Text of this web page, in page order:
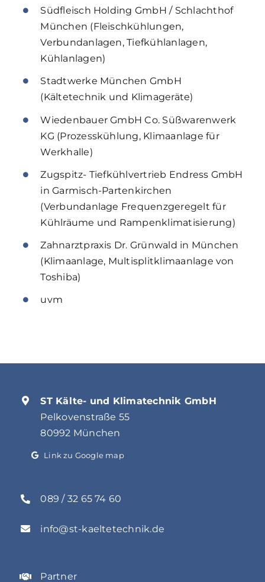
Südfleisch Holding GmbH / Schlachthof
München (Fleischkühlungen,
Verbundanlagen, Tiefkühlanlagen,
Kühlanlagen)
Stadtwerke München GmbH
(Kältetechnik und Klimageräte)
Wiedenbauer GmbH Co. Süßwarenwerk
KG (Prozesskühlung, Klimaanlage für
Werkhalle)
Zugspitz- Tiefkühlvertrieb Endress GmbH
in Garmisch-Partenkirchen
(Verbundanlage Frequenzgeregelt für
Kühlräume und Rampenklimatisierung)
Zahnarztpraxis Dr. Grünwald in München
(Klimaanlage, Multisplitklimaanlage von
Toshiba)
uvm
ST Kälte- und Klimatechnik GmbH
Pelkovenstraße 55
80992 München
Link zu Google map
089 / 32 65 74 60
info@st-kaeltetechnik.de
Partner